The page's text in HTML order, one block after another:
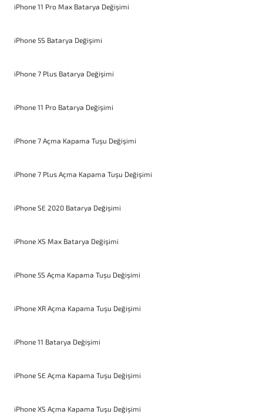
iPhone 11 Pro Max Batarya Değişimi
iPhone 5S Batarya Değişimi
iPhone 7 Plus Batarya Değişimi
iPhone 11 Pro Batarya Değişimi
iPhone 7 Açma Kapama Tuşu Değişimi
iPhone 7 Plus Açma Kapama Tuşu Değişimi
iPhone SE 2020 Batarya Değişimi
iPhone XS Max Batarya Değişimi
iPhone 5S Açma Kapama Tuşu Değişimi
iPhone XR Açma Kapama Tuşu Değişimi
iPhone 11 Batarya Değişimi
iPhone SE Açma Kapama Tuşu Değişimi
iPhone XS Açma Kapama Tuşu Değişimi